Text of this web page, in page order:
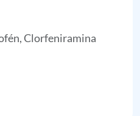
Clorfeniramina